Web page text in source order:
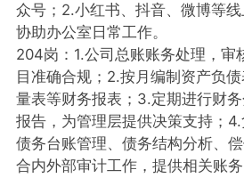
众号；2.小红书、抖音、微博等
协助办公室日常工作。
204岗：1.公司总账账务处理，审
目准确合规；2.按月编制资产负
量表等财务报表；3.定期进行财
报告，为管理层提供决策支持；
债务台账管理、债务结构分析、
合内外部审计工作，提供相关账